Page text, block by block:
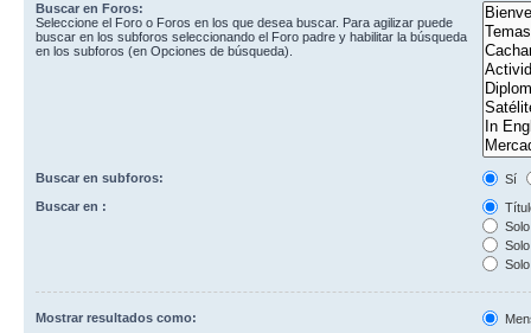
Buscar en Foros:
Seleccione el Foro o Foros en los que desea buscar. Para agilizar puede
buscar en los subforos seleccionando el Foro padre y habilitar la búsqueda
en los subforos (en Opciones de búsqueda).
Buscar en subforos:
Sí
Buscar en :
Mostrar resultados como: